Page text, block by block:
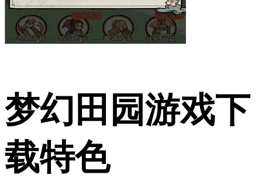
梦幻田园游戏下
载特色